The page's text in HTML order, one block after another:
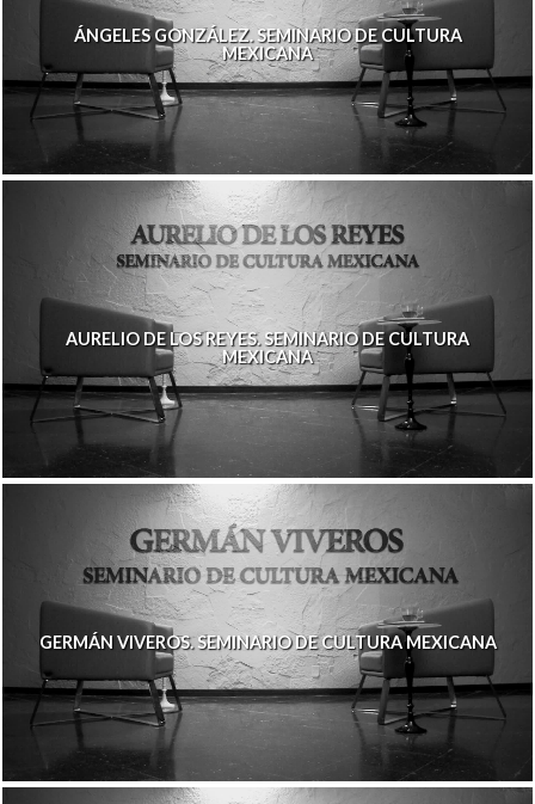
ÁNGELES GONZÁLEZ. SEMINARIO DE CULTURA
MEXICANA
AURELIO DE LOS REYES. SEMINARIO DE CULTURA
MEXICANA
GERMÁN VIVEROS. SEMINARIO DE CULTURA MEXICANA